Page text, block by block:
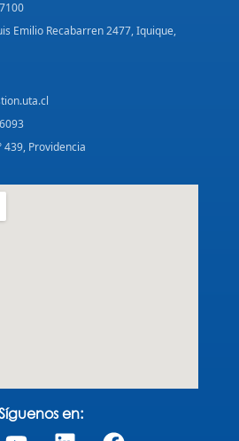
Emilio Recabarren 2477, Iquique,
439, Providencia
en: